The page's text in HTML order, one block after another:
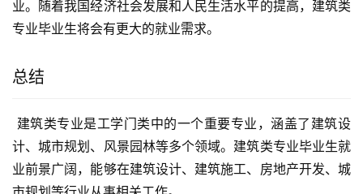
业。随着我国经济社会发展和人民生活水平的提高，建筑类
专业毕业生将会有更大的就业需求。
总结
计、城市规划、风景园林等多个领域。建筑类专业毕业生就
业前景广阔，能够在建筑设计、建筑施工、房地产开发、城